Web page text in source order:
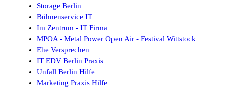
Storage Berlin
Bühnenservice IT
Im Zentrum - IT Firma
MPOA - Metal Power Open Air - Festival Wittstock
Ehe Versprechen
IT EDV Berlin Praxis
Unfall Berlin Hilfe
Marketing Praxis Hilfe